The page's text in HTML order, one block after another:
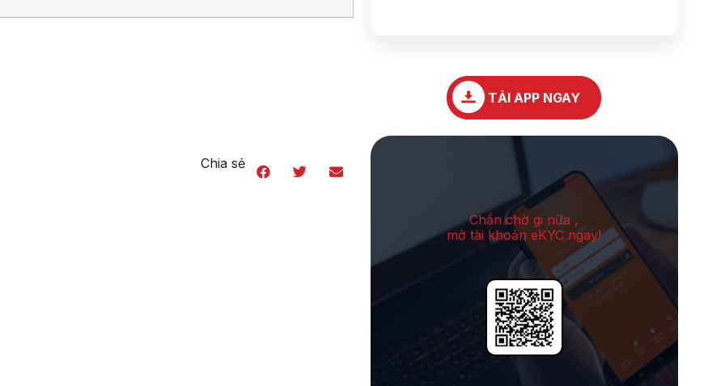
Chia sẻ
TẢI APP NGAY
Chần chờ gi nữa ,
mở tài khoản eKYC ngay!